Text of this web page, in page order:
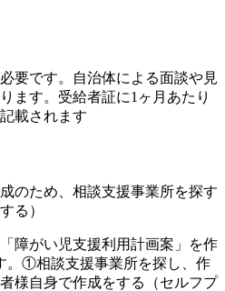
要です。自治体による面談や見
ます。受給者証に1ヶ月あたり
載されます
のため、相談支援事業所を探す
る）
障がい児支援利用計画案」を作
。①相談支援事業所を探し、作
自身で作成をする（セルフプ